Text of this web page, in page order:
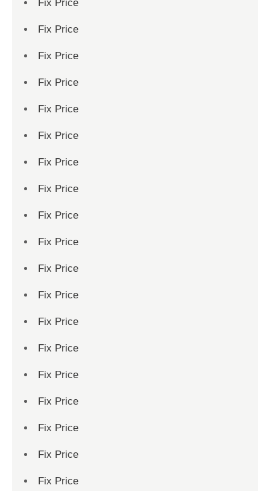
Fix Price
Fix Price
Fix Price
Fix Price
Fix Price
Fix Price
Fix Price
Fix Price
Fix Price
Fix Price
Fix Price
Fix Price
Fix Price
Fix Price
Fix Price
Fix Price
Fix Price
Fix Price
Fix Price